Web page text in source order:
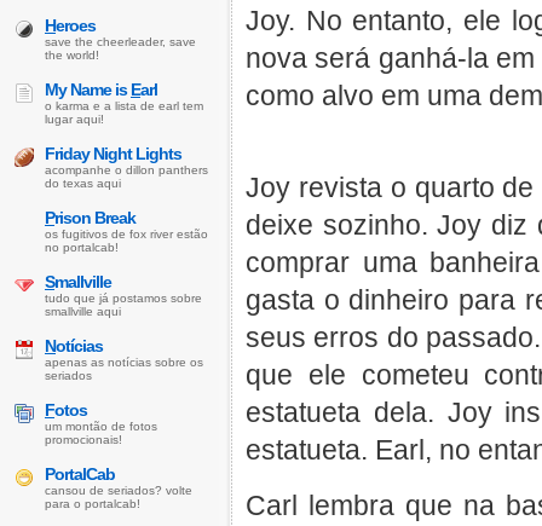
Joy. No entanto, ele
nova será ganhá-la
como alvo em uma
Joy revista o quarto
deixe sozinho. Joy diz
comprar uma
gasta o dinheiro para
seus erros do
que ele cometeu
estatueta dela. Joy
estatueta. Earl, no
Carl lembra que na
Heroes
save the cheerleader, save
the world!
My Name isEarl
o karma e a lista de earl tem
lugar aqui!
Friday Night Lights
acompanhe o dillon panthers
do texas aqui
Prison Break
os fugitivos de fox river estão
no portalcab!
Smallville
tudo que já postamos sobre
smallville aqui
Notícias
apenas as notícias sobre os
seriados
Fotos
um montão de fotos
promocionais!
PortalCab
cansou de seriados? volte
para o portalcab!